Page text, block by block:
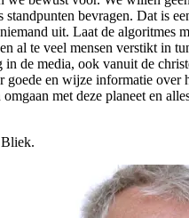
standpunten bevragen. Dat is
uit. Laat de algoritmes
al te veel mensen verstikt in
in de media, ook vanuit de
goede en wijze informatie over
met deze planeet en